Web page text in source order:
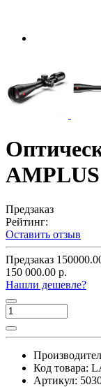
Предзаказ
Рейтинг:
Оставить отзыв
Предзаказ
150 000.00 р.
Нашли дешевле?
Код товара:
Артикул: